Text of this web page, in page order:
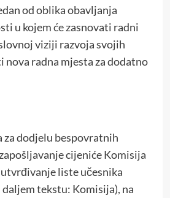
od oblika obavljanja
u kojem će zasnovati radni
viziji razvoja svojih
radna mjesta za dodatno
za dodjelu bespovratnih
cijeniće Komisija
liste učesnika
daljem tekstu: Komisija), na